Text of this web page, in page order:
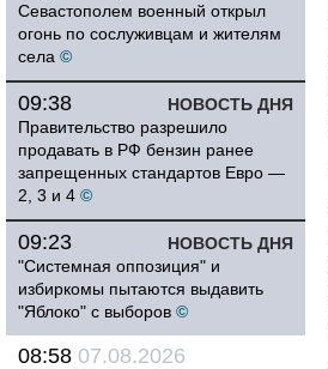
Севастополем военный открыл
огонь по сослуживцам и жителям
села ©
НОВОСТЬ ДНЯ
09:38
Правительство разрешило
продавать в РФ бензин ранее
запрещенных стандартов Евро —
2, 3 и 4 ©
НОВОСТЬ ДНЯ
09:23
"Системная оппозиция" и
избиркомы пытаются выдавить
"Яблоко" с выборов ©
08:58 07.08.2026